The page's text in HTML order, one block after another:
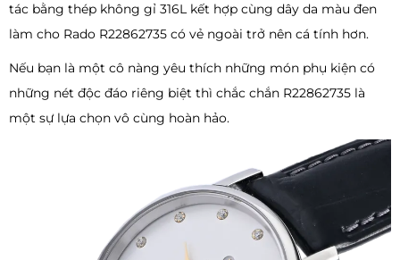
tác bằng thép không gỉ 316L kết hợp cùng dây da màu đen
làm cho Rado R22862735 có vẻ ngoài trở nên cá tính hơn.
Nếu bạn là một cô nàng yêu thích những món phụ kiện có
những nét độc đáo riêng biệt thì chắc chắn R22862735 là
một sự lựa chọn vô cùng hoàn hảo.